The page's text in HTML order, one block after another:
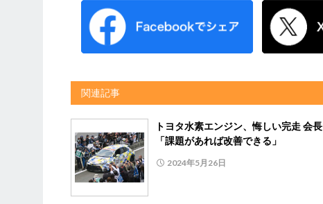
関連記事
トヨタ水素エンジン、悔しい完走 会長
「課題があれば改善できる」
2024年5月26日